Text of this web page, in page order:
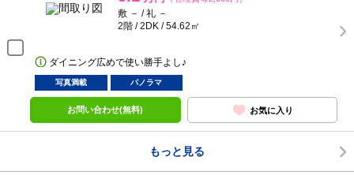
敷 － / 礼 －
2階 / 2DK / 54.62㎡
ダイニング広めで使い勝手よし♪
写真満載 パノラマ
お問い合わせ(無料) お気に入り
もっと見る